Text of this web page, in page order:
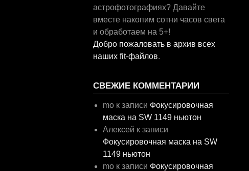
астрофотографиях? Давайте
вместе накопим сотни часов света
и обработаем на 5+!
Добро пожаловать в архив всех
наших fit-файлов.
СВЕЖИЕ КОММЕНТАРИИ
mo к записи Фокусировочная
маска на SW 1149 ньютон
Алексей к записи
Фокусировочная маска на SW
1149 ньютон
mo к записи Фокусировочная